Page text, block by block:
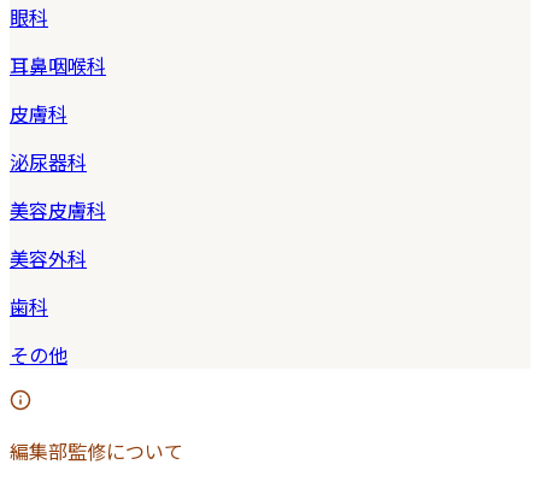
眼科
耳鼻咽喉科
皮膚科
泌尿器科
美容皮膚科
美容外科
歯科
その他
編集部監修について